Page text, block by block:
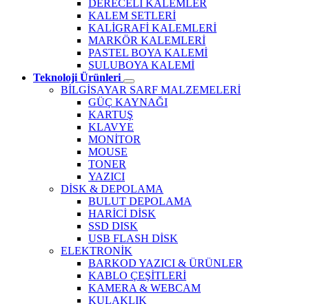
DERECELİ KALEMLER
KALEM SETLERİ
KALİGRAFİ KALEMLERİ
MARKÖR KALEMLERİ
PASTEL BOYA KALEMİ
SULUBOYA KALEMİ
Teknoloji Ürünleri
BİLGİSAYAR SARF MALZEMELERİ
GÜÇ KAYNAĞI
KARTUŞ
KLAVYE
MONİTOR
MOUSE
TONER
YAZICI
DİSK & DEPOLAMA
BULUT DEPOLAMA
HARİCİ DİSK
SSD DISK
USB FLASH DİSK
ELEKTRONİK
BARKOD YAZICI & ÜRÜNLER
KABLO ÇEŞİTLERİ
KAMERA & WEBCAM
KULAKLIK